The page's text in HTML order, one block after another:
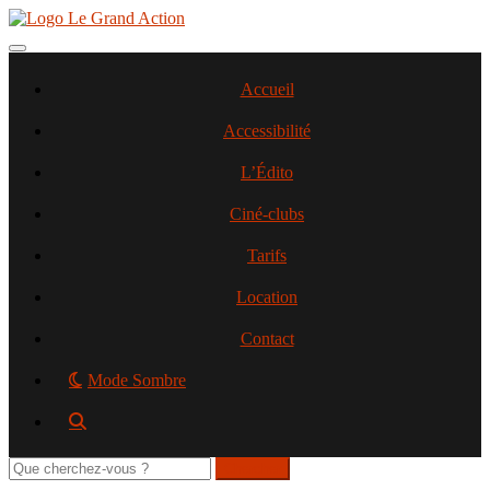
Aller
contenu
Toggle navigation
Accueil
Accessibilité
L’Édito
Ciné-clubs
Tarifs
Location
Contact
Mode Sombre
Rechercher
sur